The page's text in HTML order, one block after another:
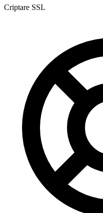
Criptare SSL